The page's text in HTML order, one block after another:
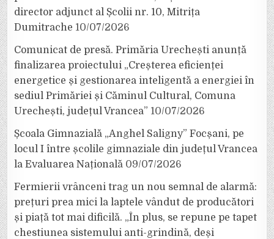
director adjunct al Școlii nr. 10, Mitrița
Dumitrache 10/07/2026
Comunicat de presă. Primăria Urechești anunță
finalizarea proiectului „Creșterea eficienței
energetice și gestionarea inteligentă a energiei în
sediul Primăriei și Căminul Cultural, Comuna
Urechești, județul Vrancea” 10/07/2026
Școala Gimnazială „Anghel Saligny” Focșani, pe
locul I între școlile gimnaziale din județul Vrancea
la Evaluarea Națională 09/07/2026
Fermierii vrânceni trag un nou semnal de alarmă:
prețuri prea mici la laptele vândut de producători
și piață tot mai dificilă. „În plus, se repune pe tapet
chestiunea sistemului anti-grindină, deși